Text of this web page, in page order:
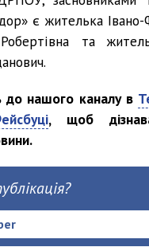
є жителька Івано-
та
до нашого каналу в
, щоб